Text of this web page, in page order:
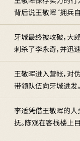
背后说王敬晖‘拥兵
牙城最终被攻破，大
刺杀了李永奇，并迅
王敬晖进入营帐，对
带领队伍向牙城进发
李适凭借王敬晖的人
抚。陈观在客栈楼上